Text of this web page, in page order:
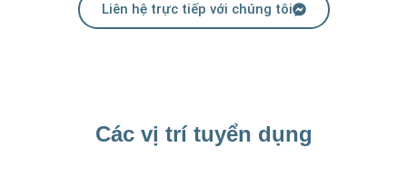
Liên hệ trực tiếp với chúng tôi
Các vị trí tuyển dụng